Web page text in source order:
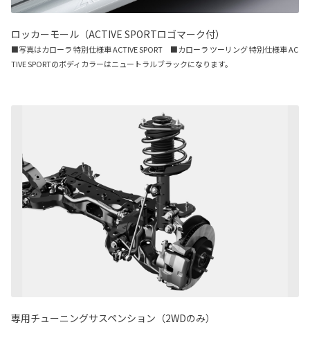
ロッカーモール（ACTIVE SPORTロゴマーク付）
■写真はカローラ 特別仕様車 ACTIVE SPORT ■カローラ ツーリング 特別仕様車 AC
TIVE SPORTのボディカラーはニュートラルブラックになります。
専用チューニングサスペンション（2WDのみ）